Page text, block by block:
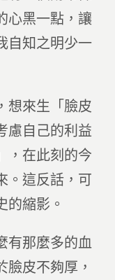
心黑一點，讓
自知之明少一
來生「臉皮
慮自己的利益
，在此刻的今
。這反話，可
的縮影。
那麼多的血
臉皮不夠厚，